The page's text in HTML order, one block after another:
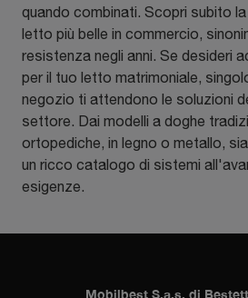
quando combinati. Scopri subito
letto più belle in commercio,
resistenza negli anni. Se desideri
per il tuo letto matrimoniale,
negozio ti attendono le soluzioni
settore. Dai modelli a doghe
ortopediche, in legno o metallo,
un ricco catalogo di sistemi
esigenze.
Mobilbest S.a.s. di